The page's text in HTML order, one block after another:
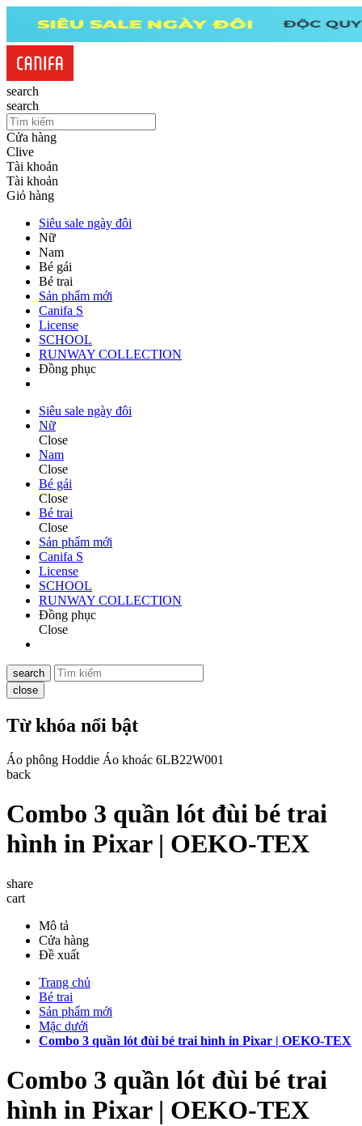
search
search
Cửa hàng
Clive
Tài khoản
Tài khoản
Giỏ hàng
Siêu sale ngày đôi
Nữ
Nam
Bé gái
Bé trai
Sản phẩm mới
Canifa S
License
SCHOOL
RUNWAY COLLECTION
Đồng phục
Siêu sale ngày đôi
Nữ
Close
Nam
Close
Bé gái
Close
Bé trai
Close
Sản phẩm mới
Canifa S
License
SCHOOL
RUNWAY COLLECTION
Đồng phục
Close
search
close
Từ khóa nổi bật
Áo phông Hoddie Áo khoác 6LB22W001
back
Combo 3 quần lót đùi bé trai
hình in Pixar | OEKO-TEX
share
cart
Mô tả
Cửa hàng
Đề xuất
Trang chủ
Bé trai
Sản phẩm mới
Mặc dưới
Combo 3 quần lót đùi bé trai hình in Pixar | OEKO-TEX
Combo 3 quần lót đùi bé trai
hình in Pixar | OEKO-TEX